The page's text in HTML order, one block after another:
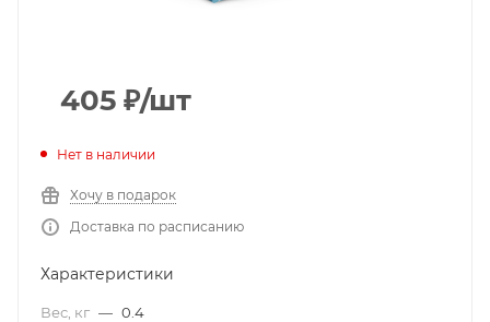
405 ₽/шт
Нет в наличии
Хочу в подарок
Доставка по расписанию
Характеристики
Вес, кг — 0.4